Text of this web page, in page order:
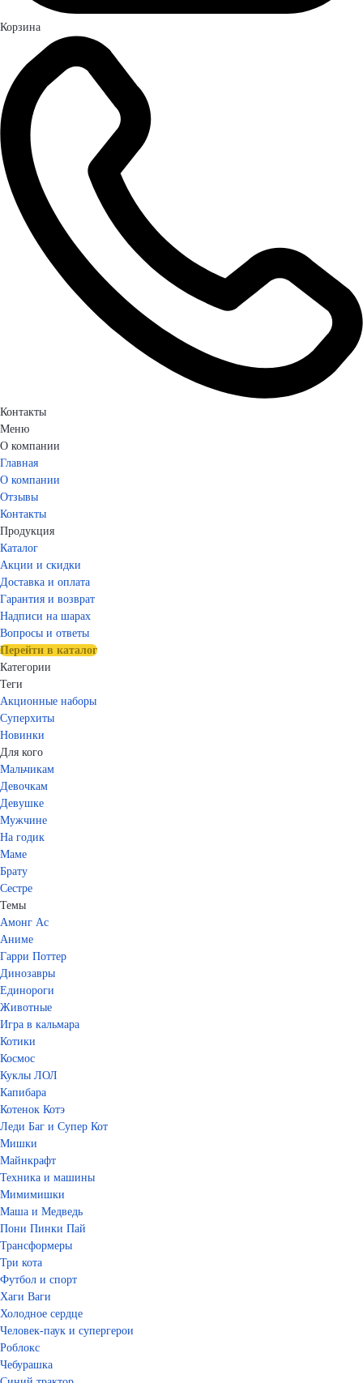
Корзина
Контакты
Меню
О компании
Главная
О компании
Отзывы
Контакты
Продукция
Каталог
Акции и скидки
Доставка и оплата
Гарантия и возврат
Надписи на шарах
Вопросы и ответы
Перейти в каталог
Категории
Теги
Акционные наборы
Суперхиты
Новинки
Для кого
Мальчикам
Девочкам
Девушке
Мужчине
На годик
Маме
Брату
Сестре
Темы
Амонг Ас
Аниме
Гарри Поттер
Динозавры
Единороги
Животные
Игра в кальмара
Котики
Космос
Куклы ЛОЛ
Капибара
Котенок Котэ
Леди Баг и Супер Кот
Мишки
Майнкрафт
Техника и машины
Мимимишки
Маша и Медведь
Пони Пинки Пай
Трансформеры
Три кота
Футбол и спорт
Хаги Ваги
Холодное сердце
Человек-паук и супергерои
Роблокс
Чебурашка